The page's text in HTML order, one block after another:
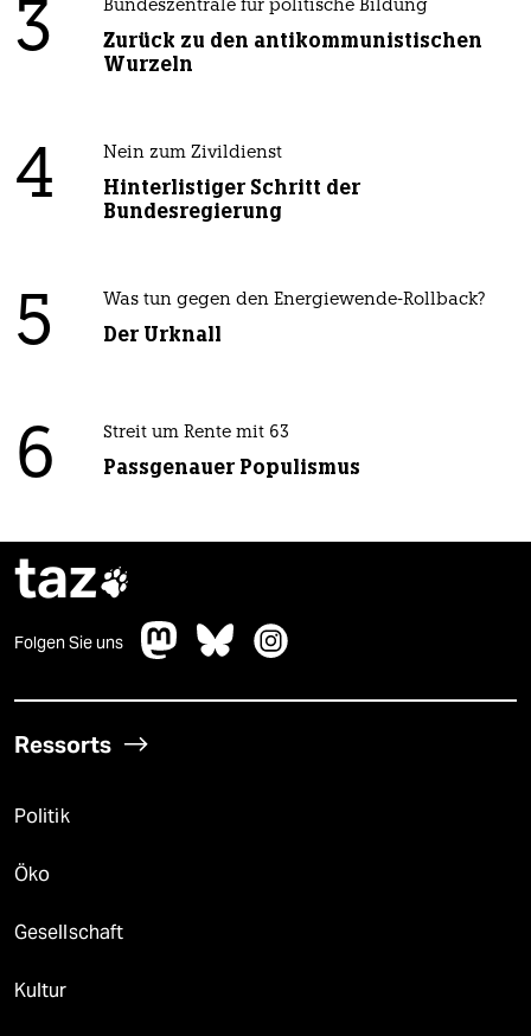
3 Bundeszentrale für politische Bildung
Zurück zu den antikommunistischen
Wurzeln
4 Nein zum Zivildienst
Hinterlistiger Schritt der
Bundesregierung
5 Was tun gegen den Energiewende-Rollback?
Der Urknall
6 Streit um Rente mit 63
Passgenauer Populismus
taz
Folgen Sie uns
Ressorts
Politik
Öko
Gesellschaft
Kultur